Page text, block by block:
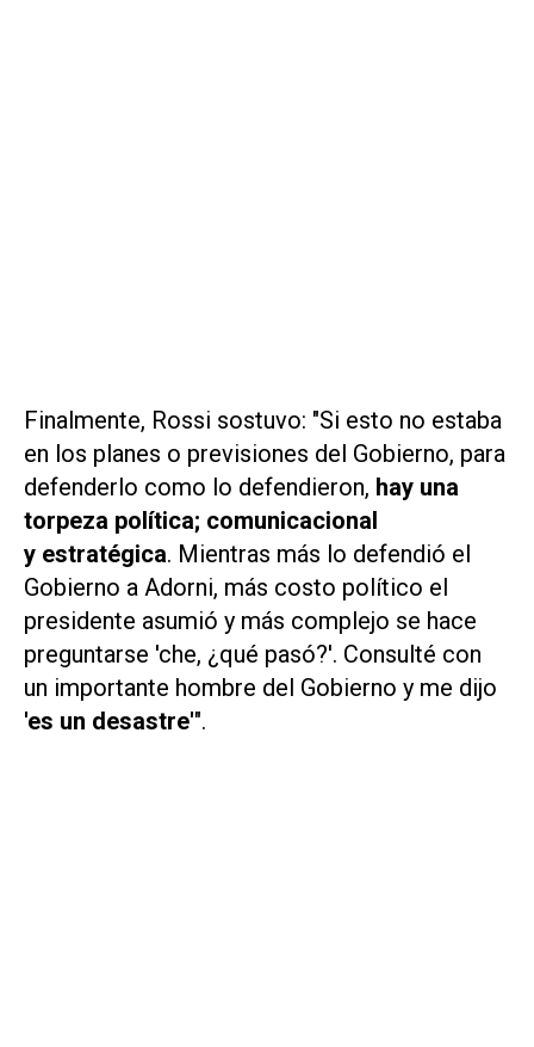
Finalmente, Rossi sostuvo: "Si esto no estaba
en los planes o previsiones del Gobierno, para
defenderlo como lo defendieron, hay una
torpeza política; comunicacional
y estratégica. Mientras más lo defendió el
Gobierno a Adorni, más costo político el
presidente asumió y más complejo se hace
preguntarse 'che, ¿qué pasó?'. Consulté con
un importante hombre del Gobierno y me dijo
'es un desastre'".